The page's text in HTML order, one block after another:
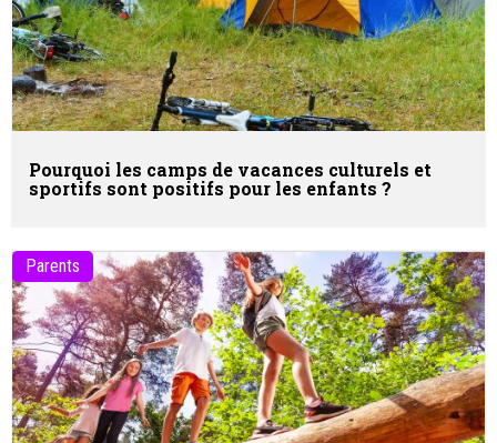
Pourquoi les camps de vacances culturels et
sportifs sont positifs pour les enfants ?
Parents